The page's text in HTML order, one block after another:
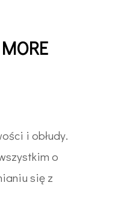
i obłudy.
o
się z